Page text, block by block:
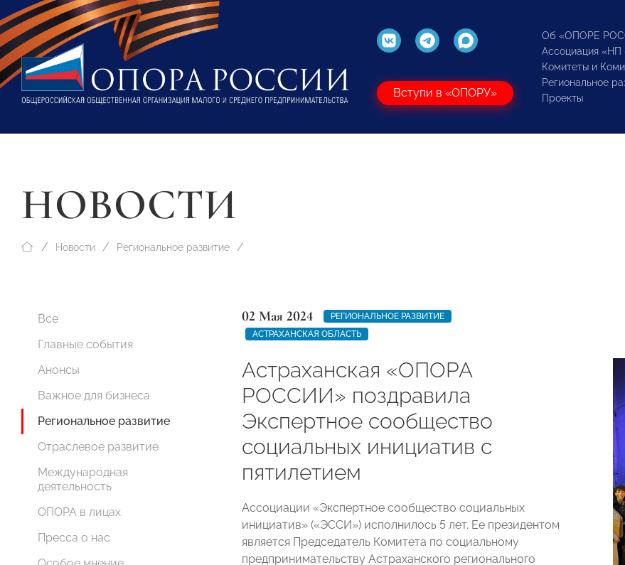
Вступи в «ОПОРУ»
Об «ОПОРЕ
Ассоциация
Комитеты и
Региональное
Проекты
НОВОСТИ
Новости Региональное развитие
Все
Главные события
Анонсы
Важное для бизнеса
Региональное развитие
Отраслевое развитие
Международная
деятельность
ОПОРА в лицах
Пресса о нас
02 Мая 2024
РЕГИОНАЛЬНОЕ РАЗВИТИЕ
АСТРАХАНСКАЯ ОБЛАСТЬ
Астраханская «ОПОРА
РОССИИ» поздравила
Экспертное сообщество
социальных инициатив с
пятилетием
Ассоциации «Экспертное сообщество социальных
инициатив» («ЭССИ») исполнилось 5 лет. Ее президентом
является Председатель Комитета по социальному
предпринимательству Астраханского регионального